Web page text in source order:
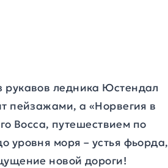
рукавов ледника Юстендал
пейзажами, а «Норвегия в
Восса, путешествием по
уровня моря – устья фьорда,
новой дороги!